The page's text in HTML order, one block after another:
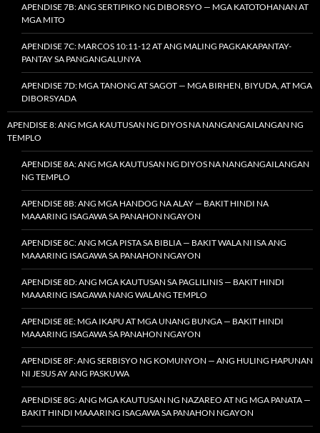
APENDISE 7B: ANG SERTIPIKO NG DIBORSYO — MGA KATOTOHANAN AT
MGA MITO
APENDISE 7C: MARCOS 10:11-12 AT ANG MALING PAGKAKAPANTAY-
PANTAY SA PANGANGALUNYA
APENDISE 7D: MGA TANONG AT SAGOT — MGA BIRHEN, BIYUDA, AT MGA
DIBORSYADA
APENDISE 8: ANG MGA KAUTUSAN NG DIYOS NA NANGANGAILANGAN NG
TEMPLO
APENDISE 8A: ANG MGA KAUTUSAN NG DIYOS NA NANGANGAILANGAN
NG TEMPLO
APENDISE 8B: ANG MGA HANDOG NA ALAY — BAKIT HINDI NA
MAAARING ISAGAWA SA PANAHON NGAYON
APENDISE 8C: ANG MGA PISTA SA BIBLIA — BAKIT WALA NI ISA ANG
MAAARING ISAGAWA SA PANAHON NGAYON
APENDISE 8D: ANG MGA KAUTUSAN SA PAGLILINIS — BAKIT HINDI
MAAARING ISAGAWA NANG WALANG TEMPLO
APENDISE 8E: MGA IKAPU AT MGA UNANG BUNGA — BAKIT HINDI
MAAARING ISAGAWA SA PANAHON NGAYON
APENDISE 8F: ANG SERBISYO NG KOMUNYON — ANG HULING HAPUNAN
NI JESUS AY ANG PASKUWA
APENDISE 8G: ANG MGA KAUTUSAN NG NAZAREO AT NG MGA PANATA —
BAKIT HINDI MAAARING ISAGAWA SA PANAHON NGAYON